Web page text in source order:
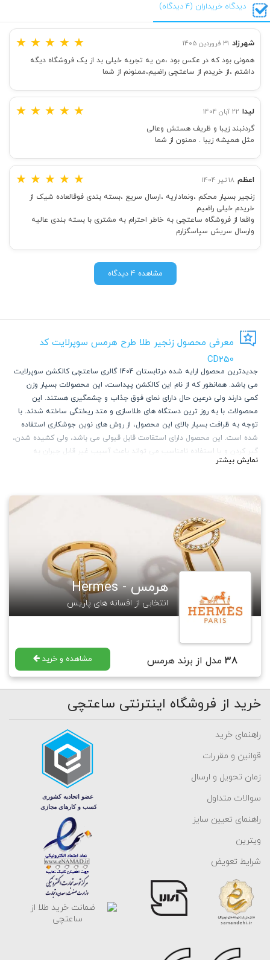
دیدگاه خریداران (4 دیدگاه)
شهرزاد 31 فروردین 1405 ★ ★ ★ ★ ★
همونی بود که در عکس بود ،من یه تجربه خیلی بد از یک فروشگاه دیگه
داشتم ،از خریدم از ساعتچی راضیم،ممنونم از شما
لیدا 22 آبان 1404 ★ ★ ★ ★ ★
گردنبند زیبا و ظریف هستش وعالی
مثل همیشه زیبا . ممنون از شما
اعظم 18 تیر 1404 ★ ★ ★ ★ ★
زنجیر بسیار محکم ،ونماداریه ،ارسال سریع ،بسته بندی فوقالعاده شیک از
خریدم خیلی راضیم
واقعا از فروشگاه ساعتچی به خاطر احترام به مشتری با بسته بندی عالیه
وارسال سریش سپاسگزارم
مشاهده 4 دیدگاه
معرفی محصول زنجیر طلا طرح هرمس سوپرلایت کد
CD250
جدیدترین محصول ارایه شده درتابستان 1404 گالری ساعتچی کالکشن سوپرلایت
می باشد. همانطور که از نام این کالکشن پیداست، این محصولات بسیار وزن
کمی دارند ولی درعین حال دارای نمای فوق جذاب و چشمگیری هستند. این
محصولات با به روز ترین دستگاه های طلاسازی و متد ریختگی ساخته شدند. با
توجه به ظرافت بسیار بالای این محصول، از روش های نوین جوشکاری استفاده
شده است. این محصول دارای استقامت قابل قبولی می باشد، ولی کشیده شدن،
گیر کردن و یا استفاده نامناسب می تواند باعث آسیب غیر قابل جبران به
محصول شود.
نمایش بیشتر
هرمس - Hermes
انتخابی از افسانه های پاریس
38 مدل از برند هرمس مشاهده و خرید
خرید از فروشگاه اینترنتی ساعتچی
راهنمای خرید
قوانین و مقررات
زمان تحویل و ارسال
سوالات متداول
راهنمای تعیین سایز
ویترین
شرایط تعویض